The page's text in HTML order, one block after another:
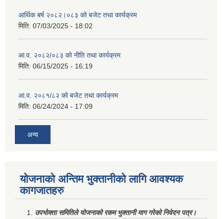
आर्थिक बर्ष २०८२।०८३ को बजेट तथा कार्यक्रम
मिति: 07/03/2025 - 18:02
आ.व. २०८२/०८३ को नीति तथा कार्यक्रम
मिति: 06/15/2025 - 16:19
आ.व. २०८१/८२ को बजेट तथा कार्यक्रम
मिति: 06/24/2024 - 17:09
अन्य
योजनाको अन्तिम भुक्तानीको लागि आवश्यक
कागजातहरु
उपभोक्ता समितिले योजनाको रकम भुक्तानी माग गरेको निवेदन पत्र।